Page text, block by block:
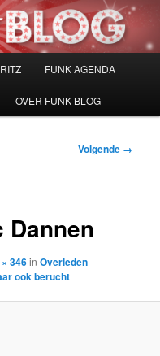
FUNK AGENDA
OVER FUNK BLOG
Volgende →
Dannen
346inOverleden
ook berucht